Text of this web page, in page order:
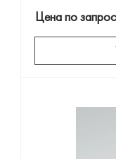
Цена по